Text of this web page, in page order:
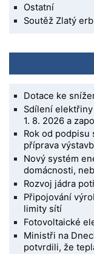
Ostatní
Soutěž Zlatý erb
Dotace ke
Sdílení
1. 8. 2026 a
Rok od podpisu
příprava
Nový systém
domácnosti,
Rozvoj jádra
Připojování
limity sítí
Fotovoltaické
Ministři na
potvrdili, že